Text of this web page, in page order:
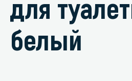
для
белый